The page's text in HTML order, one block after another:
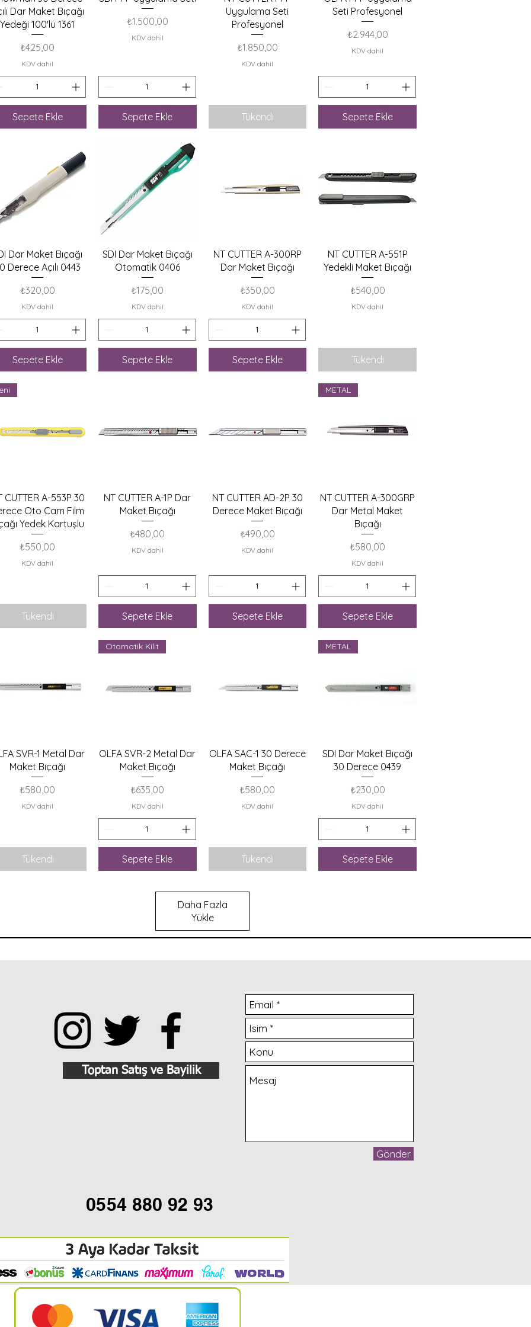
Dar Maket Bıçağı
Yedeği 100'lü 1361
Fiyat
₺425,00
KDV dahil
Sepete Ekle
Fiyat
₺1.500,00
KDV dahil
Sepete Ekle
Uygulama Seti
Profesyonel
Fiyat
₺1.850,00
KDV dahil
Tükendi
Seti Profesyonel
Fiyat
₺2.944,00
KDV dahil
Sepete Ekle
Hızlı Bakış
Dar Maket Bıçağı
Derece Açılı 0443
Fiyat
₺320,00
KDV dahil
Sepete Ekle
Hızlı Bakış
SDI Dar Maket Bıçağı
Otomatik 0406
Fiyat
₺175,00
KDV dahil
Sepete Ekle
Hızlı Bakış
NT CUTTER A-300RP
Dar Maket Bıçağı
Fiyat
₺350,00
KDV dahil
Sepete Ekle
Hızlı Bakış
NT CUTTER A-551P
Yedekli Maket Bıçağı
Fiyat
₺540,00
KDV dahil
Tükendi
Hızlı Bakış
CUTTER A-553P 30
Oto Cam Film
Yedek Kartuşlu
Fiyat
₺550,00
KDV dahil
Tükendi
Hızlı Bakış
NT CUTTER A-1P Dar
Maket Bıçağı
Fiyat
₺480,00
KDV dahil
Sepete Ekle
Hızlı Bakış
NT CUTTER AD-2P 30
Derece Maket Bıçağı
Fiyat
₺490,00
KDV dahil
Sepete Ekle
Hızlı Bakış
METAL
NT CUTTER A-300GRP
Dar Metal Maket
Bıçağı
Fiyat
₺580,00
KDV dahil
Sepete Ekle
Hızlı Bakış
SVR-1 Metal Dar
Maket Bıçağı
Fiyat
₺580,00
KDV dahil
Tükendi
Hızlı Bakış
Otomatik Kilit
OLFA SVR-2 Metal Dar
Maket Bıçağı
Fiyat
₺635,00
KDV dahil
Sepete Ekle
Hızlı Bakış
OLFA SAC-1 30 Derece
Maket Bıçağı
Fiyat
₺580,00
KDV dahil
Tükendi
Hızlı Bakış
METAL
SDI Dar Maket Bıçağı
30 Derece 0439
Fiyat
₺230,00
KDV dahil
Sepete Ekle
Daha Fazla
Yükle
Toptan Satış ve Bayilik
Gönder
0554 880 92 93